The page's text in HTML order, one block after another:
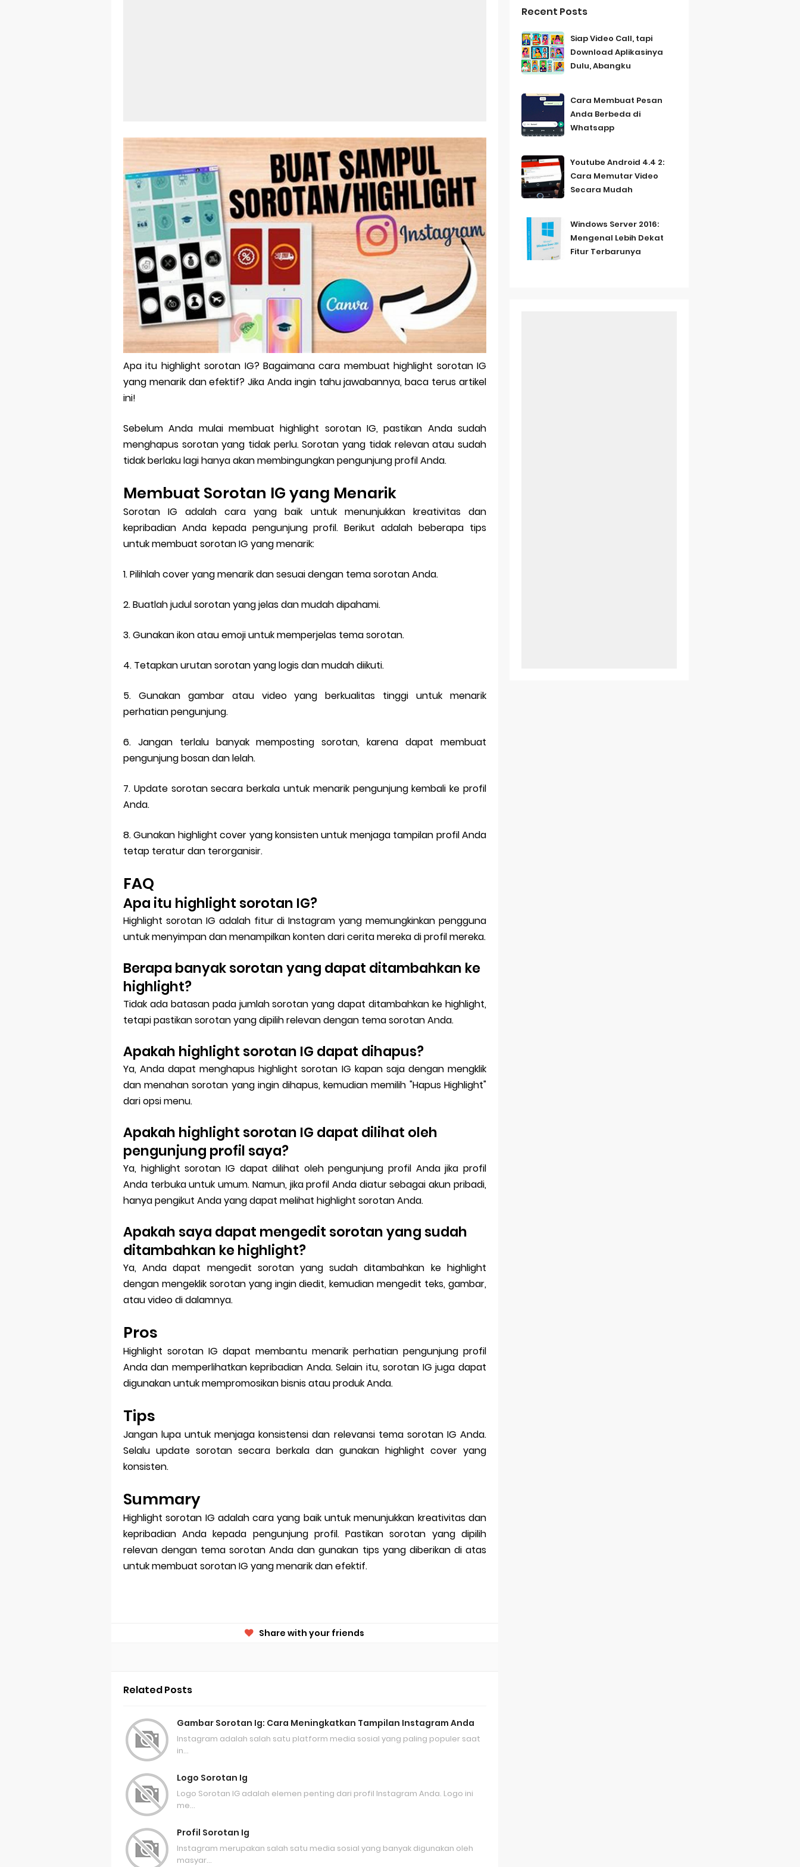
Aplikasi Laptop Windows 10: Solusi Terbaik Untuk Kebutuhan Komputasi Anda
Link Grup Wa Pemersatu Bangsa
Power Window Universal: Solusi Praktis Untuk Kendaraan Anda
Foto Grup Wa: Cara Mudah Membuat Dan Menyimpan Foto Grup Whatsapp
Cara Cek Aktivasi Windows 10
Cara Menghapus Panggilan Di Ig
Bitcoin Miner Android: Apa Itu Dan Bagaimana Cara Menggunakannya
Pp Wa Couple Pasangan: Cara Terbaik Untuk Menjaga Hubungan
Cara Mengecek Windows Ori
Simpan Profil Ig Dengan Mudah
Aplikasi Togel Android: Solusi Praktis Untuk Pecinta Togel
Apa itu highlight sorotan IG? Bagaimana cara membuat highlight sorotan IG
yang menarik dan efektif? Jika Anda ingin tahu jawabannya, baca terus artikel
ini!
Sebelum Anda mulai membuat highlight sorotan IG, pastikan Anda sudah
menghapus sorotan yang tidak perlu. Sorotan yang tidak relevan atau sudah
tidak berlaku lagi hanya akan membingungkan pengunjung profil Anda.
Membuat Sorotan IG yang Menarik
Sorotan IG adalah cara yang baik untuk menunjukkan kreativitas dan
kepribadian Anda kepada pengunjung profil. Berikut adalah beberapa tips
untuk membuat sorotan IG yang menarik:
1. Pilihlah cover yang menarik dan sesuai dengan tema sorotan Anda.
2. Buatlah judul sorotan yang jelas dan mudah dipahami.
3. Gunakan ikon atau emoji untuk memperjelas tema sorotan.
4. Tetapkan urutan sorotan yang logis dan mudah diikuti.
5. Gunakan gambar atau video yang berkualitas tinggi untuk menarik
perhatian pengunjung.
6. Jangan terlalu banyak memposting sorotan, karena dapat membuat
pengunjung bosan dan lelah.
7. Update sorotan secara berkala untuk menarik pengunjung kembali ke profil
Anda.
8. Gunakan highlight cover yang konsisten untuk menjaga tampilan profil Anda
tetap teratur dan terorganisir.
FAQ
Apa itu highlight sorotan IG?
Highlight sorotan IG adalah fitur di Instagram yang memungkinkan pengguna
untuk menyimpan dan menampilkan konten dari cerita mereka di profil mereka.
Berapa banyak sorotan yang dapat ditambahkan ke
highlight?
Tidak ada batasan pada jumlah sorotan yang dapat ditambahkan ke highlight,
tetapi pastikan sorotan yang dipilih relevan dengan tema sorotan Anda.
Apakah highlight sorotan IG dapat dihapus?
Ya, Anda dapat menghapus highlight sorotan IG kapan saja dengan mengklik
dan menahan sorotan yang ingin dihapus, kemudian memilih "Hapus Highlight"
dari opsi menu.
Apakah highlight sorotan IG dapat dilihat oleh
pengunjung profil saya?
Ya, highlight sorotan IG dapat dilihat oleh pengunjung profil Anda jika profil
Anda terbuka untuk umum. Namun, jika profil Anda diatur sebagai akun pribadi,
hanya pengikut Anda yang dapat melihat highlight sorotan Anda.
Apakah saya dapat mengedit sorotan yang sudah
ditambahkan ke highlight?
Ya, Anda dapat mengedit sorotan yang sudah ditambahkan ke highlight
dengan mengeklik sorotan yang ingin diedit, kemudian mengedit teks, gambar,
atau video di dalamnya.
Pros
Highlight sorotan IG dapat membantu menarik perhatian pengunjung profil
Anda dan memperlihatkan kepribadian Anda. Selain itu, sorotan IG juga dapat
digunakan untuk mempromosikan bisnis atau produk Anda.
Tips
Jangan lupa untuk menjaga konsistensi dan relevansi tema sorotan IG Anda.
Selalu update sorotan secara berkala dan gunakan highlight cover yang
konsisten.
Summary
Highlight sorotan IG adalah cara yang baik untuk menunjukkan kreativitas dan
kepribadian Anda kepada pengunjung profil. Pastikan sorotan yang dipilih
relevan dengan tema sorotan Anda dan gunakan tips yang diberikan di atas
untuk membuat sorotan IG yang menarik dan efektif.
Share with your friends
Related Posts
Gambar Sorotan Ig: Cara Meningkatkan Tampilan Instagram Anda
Instagram adalah salah satu platform media sosial yang paling populer saat
in…
Logo Sorotan Ig
Logo Sorotan IG adalah elemen penting dari profil Instagram Anda. Logo ini
me…
Profil Sorotan Ig
Instagram merupakan salah satu media sosial yang banyak digunakan oleh
masyar…
Recent Posts
Siap Video Call, tapi
Download Aplikasinya
Dulu, Abangku
Cara Membuat Pesan
Anda Berbeda di
Whatsapp
Youtube Android 4.4 2:
Cara Memutar Video
Secara Mudah
Windows Server 2016:
Mengenal Lebih Dekat
Fitur Terbarunya